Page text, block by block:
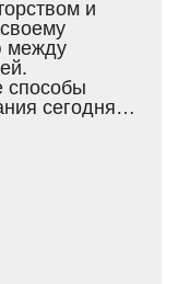
и
между
способы
сегодня
к
С самого
талант в
с